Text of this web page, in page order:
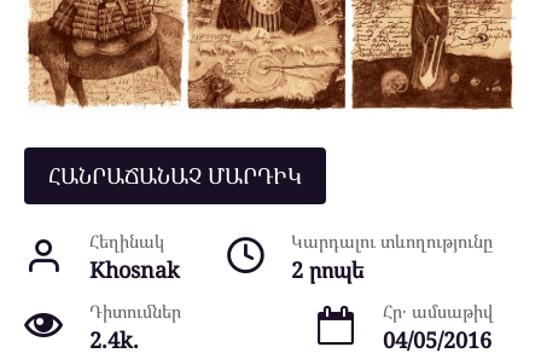
ՀԱՆՐԱՃԱՆԱՉ ՄԱՐԴԻԿ
Հեղինակ
Khosnak
Կարդալու տևողությունը
2 րոպե
Դիտումներ
2.4k.
Հր․ ամսաթիվ
04/05/2016